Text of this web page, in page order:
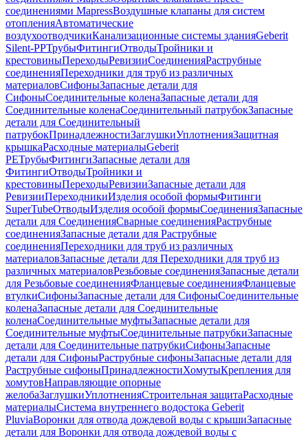
соединениями MapressВоздушные клапаны для систем
отопленияАвтоматические
воздухоотводчикиКанализационные системы зданияGeberit
Silent-PPТрубыФитингиОтводыТройники и
крестовиныПереходыРевизииСоединенияРаструбные
соединенияПереходники для труб из различных
материаловСифоныЗапасные детали для
СифоныСоединительные коленаЗапасные детали для
Соединительные коленаСоединительный патрубокЗапасные
детали для Соединительный
патрубокПринадлежностиЗаглушкиУплотненияЗащитная
крышкаРасходные материалыGeberit
PEТрубыФитингиЗапасные детали для
ФитингиОтводыТройники и
крестовиныПереходыРевизииЗапасные детали для
РевизииПереходникиИзделия особой формыФитинги
SuperTubeОтводыИзделия особой формыСоединенияЗапасные
детали для СоединенияСварные соединенияРаструбные
соединенияЗапасные детали для Раструбные
соединенияПереходники для труб из различных
материаловЗапасные детали для Переходники для труб из
различных материаловРезьбовые соединенияЗапасные детали
для Резьбовые соединенияФланцевые соединенияФланцевые
втулкиСифоныЗапасные детали для СифоныСоединительные
коленаЗапасные детали для Соединительные
коленаСоединительные муфтыЗапасные детали для
Соединительные муфтыСоединительные патрубкиЗапасные
детали для Соединительные патрубкиСифоныЗапасные
детали для СифоныРаструбные сифоныЗапасные детали для
Раструбные сифоныПринадлежностиХомутыКрепления для
хомутовНаправляющие опорные
желобаЗаглушкиУплотненияСтроительная защитаРасходные
материалыСистема внутреннего водостока Geberit
PluviaВоронки для отвода дождевой воды с крышиЗапасные
детали для Воронки для отвода дождевой воды с